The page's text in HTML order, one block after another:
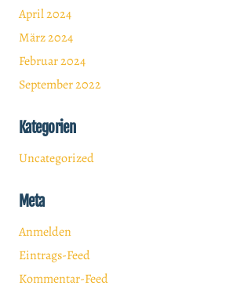
April 2024
März 2024
Februar 2024
September 2022
Kategorien
Uncategorized
Meta
Anmelden
Eintrags-Feed
Kommentar-Feed